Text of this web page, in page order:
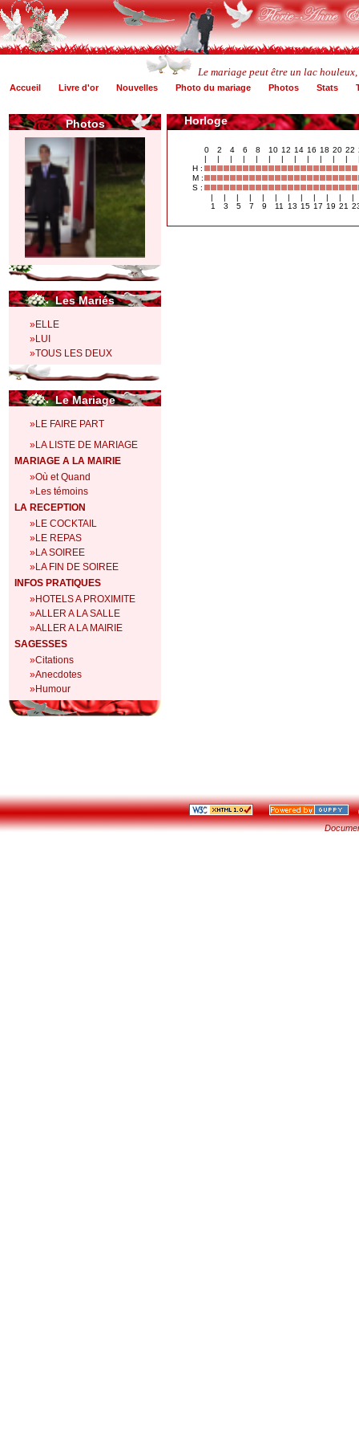
Le mariage peut être un lac
Accueil Livre d'or Nouvelles Photo du mariage Photos Stats
Photos
Les Mariés
»ELLE
»LUI
»TOUS LES DEUX
Le Mariage
»LE FAIRE PART
»LA LISTE DE MARIAGE
MARIAGE A LA MAIRIE
»Où et Quand
»Les témoins
LA RECEPTION
»LE COCKTAIL
»LE REPAS
»LA SOIREE
»LA FIN DE SOIREE
INFOS PRATIQUES
»HOTELS A PROXIMITE
»ALLER A LA SALLE
»ALLER A LA MAIRIE
SAGESSES
»Citations
»Anecdotes
»Humour
Horloge
0
|
2
|
4
|
6
|
8
|
10
|
12
|
14
|
16
|
18
|
20
|
22
|
H :
M :
S :
|
1
|
3
|
5
|
7
|
9
|
11
|
13
|
15
|
17
|
19
|
21
|